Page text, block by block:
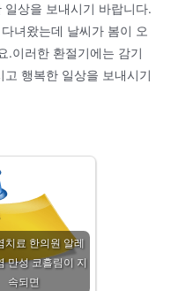
상을 보내시기 바랍니다.
녀왔는데 날씨가 봄이 오
.이러한 환절기에는 감기
행복한 일상을 보내시기
치료 한의원 알레
만성 코흘림이 지
속되면